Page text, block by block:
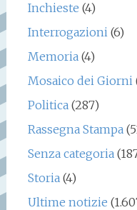
Inchieste (4)
Interrogazioni(6)
Memoria(4)
Mosaico dei Giorni
Politica(287)
Rassegna Stampa
Senza categoria
Storia(4)
Ultime notizie